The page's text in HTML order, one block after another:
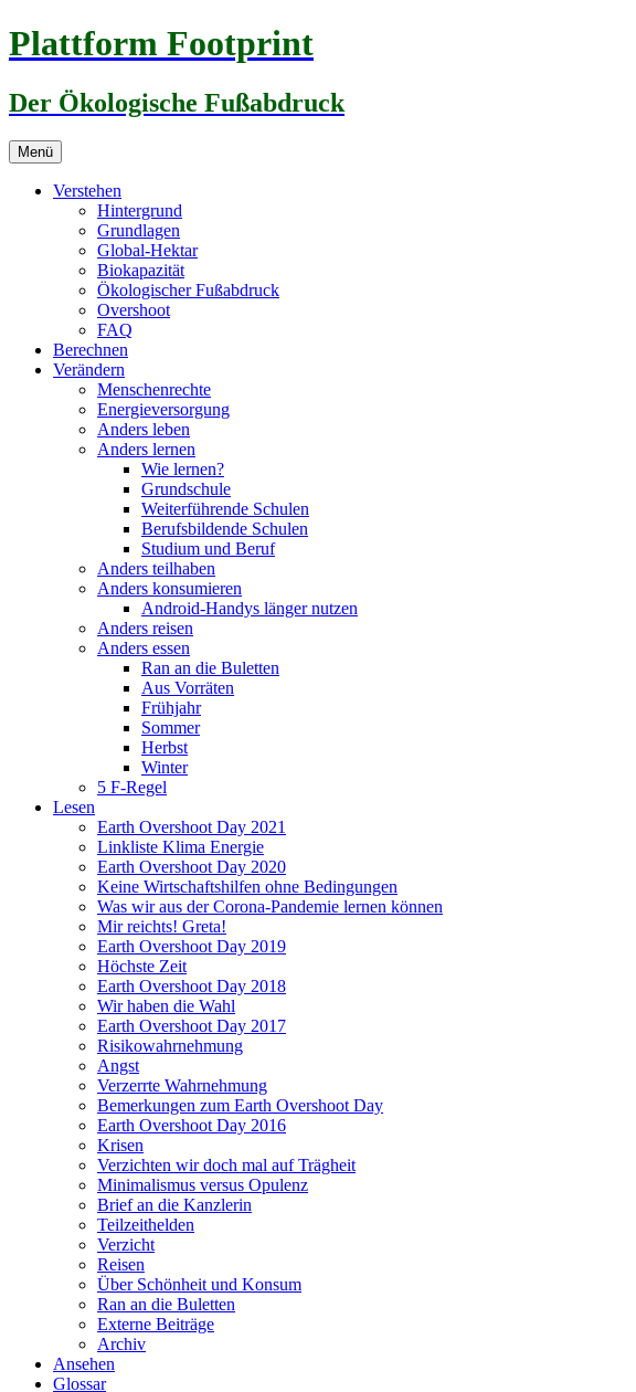
Zum
Inhalt
Plattform Footprint
Der Ökologische Fußabdruck
Menü
Verstehen
Hintergrund
Grundlagen
Global-Hektar
Biokapazität
Ökologischer Fußabdruck
Overshoot
FAQ
Berechnen
Verändern
Menschenrechte
Energieversorgung
Anders leben
Anders lernen
Wie lernen?
Grundschule
Weiterführende Schulen
Berufsbildende Schulen
Studium und Beruf
Anders teilhaben
Anders konsumieren
Android-Handys länger nutzen
Anders reisen
Anders essen
Ran an die Buletten
Aus Vorräten
Frühjahr
Sommer
Herbst
Winter
5 F-Regel
Lesen
Earth Overshoot Day 2021
Linkliste Klima Energie
Earth Overshoot Day 2020
Keine Wirtschaftshilfen ohne Bedingungen
Was wir aus der Corona-Pandemie lernen können
Mir reichts! Greta!
Earth Overshoot Day 2019
Höchste Zeit
Earth Overshoot Day 2018
Wir haben die Wahl
Earth Overshoot Day 2017
Risikowahrnehmung
Angst
Verzerrte Wahrnehmung
Bemerkungen zum Earth Overshoot Day
Earth Overshoot Day 2016
Krisen
Verzichten wir doch mal auf Trägheit
Minimalismus versus Opulenz
Brief an die Kanzlerin
Teilzeithelden
Verzicht
Reisen
Über Schönheit und Konsum
Ran an die Buletten
Externe Beiträge
Archiv
Ansehen
Glossar